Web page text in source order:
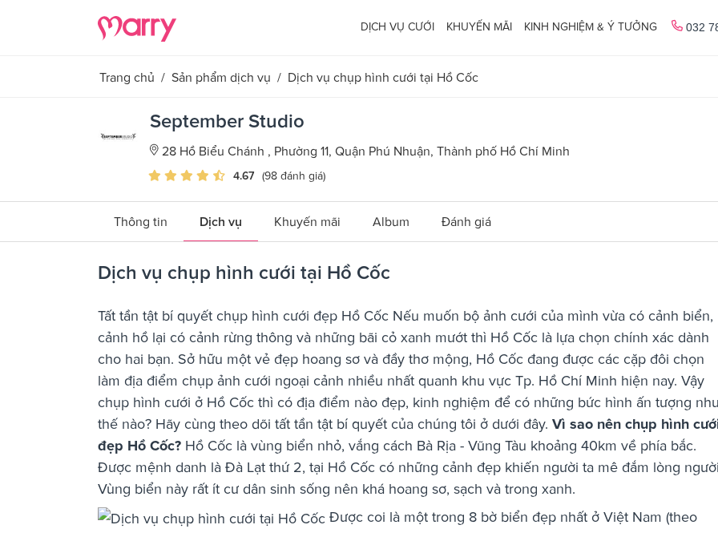
032
DỊCH VỤ CƯỚI KHUYẾN MÃI KINH NGHIỆM & Ý TƯỞNG
Trang chủ / Sản phẩm dịch vụ / Dịch vụ chụp hình cưới tại Hồ Cốc
September Studio
28 Hồ Biểu Chánh , Phường 11, Quận Phú Nhuận, Thành phố Hồ Chí Minh
4.67 (98 đánh giá)
Thông tin Dịch vụ Khuyến mãi Album Đánh giá
Dịch vụ chụp hình cưới tại Hồ Cốc
Tất tần tật bí quyết chụp hình cưới đẹp Hồ Cốc Nếu muốn bộ ảnh cưới của mình vừa có cảnh biển,
cảnh hồ lại có cảnh rừng thông và những bãi cỏ xanh mướt thì Hồ Cốc là lựa chọn chính xác dành
cho hai bạn. Sở hữu một vẻ đẹp hoang sơ và đầy thơ mộng, Hồ Cốc đang được các cặp đôi chọn
làm địa điểm chụp ảnh cưới ngoại cảnh nhiều nhất quanh khu vực Tp. Hồ Chí Minh hiện nay. Vậy
chụp hình cưới ở Hồ Cốc thì có địa điểm nào đẹp, kinh nghiệm để có những bức hình ấn tượng
thế nào? Hãy cùng theo dõi tất tần tật bí quyết của chúng tôi ở dưới đây. Vì sao nên chụp hình
đẹp Hồ Cốc? Hồ Cốc là vùng biển nhỏ, vắng cách Bà Rịa - Vũng Tàu khoảng 40km về phía bắc.
Được mệnh danh là Đà Lạt thứ 2, tại Hồ Cốc có những cảnh đẹp khiến người ta mê đắm lòng
Vùng biển này rất ít cư dân sinh sống nên khá hoang sơ, sạch và trong xanh.
Được coi là một trong 8 bờ biển đẹp nhất ở Việt Nam (theo